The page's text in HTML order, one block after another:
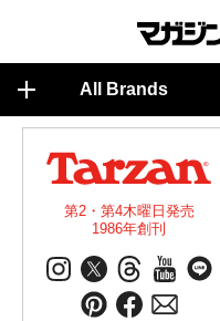
All Brands
第2・第4木曜日発売
1986年創刊